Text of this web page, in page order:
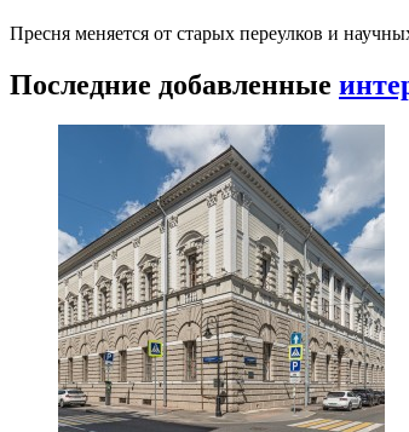
Пресня меняется от старых переулков и
Последние добавленные